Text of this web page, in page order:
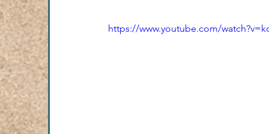
https://www.youtube.com/